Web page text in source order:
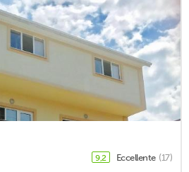
9,2 Eccellente (17)